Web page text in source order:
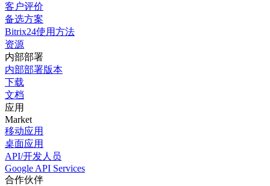
客户评价
备选方案
Bitrix24使用方法
资源
内部部署
内部部署版本
下载
文档
应用
Market
移动应用
桌面应用
API/开发人员
Google API Services
合作伙伴